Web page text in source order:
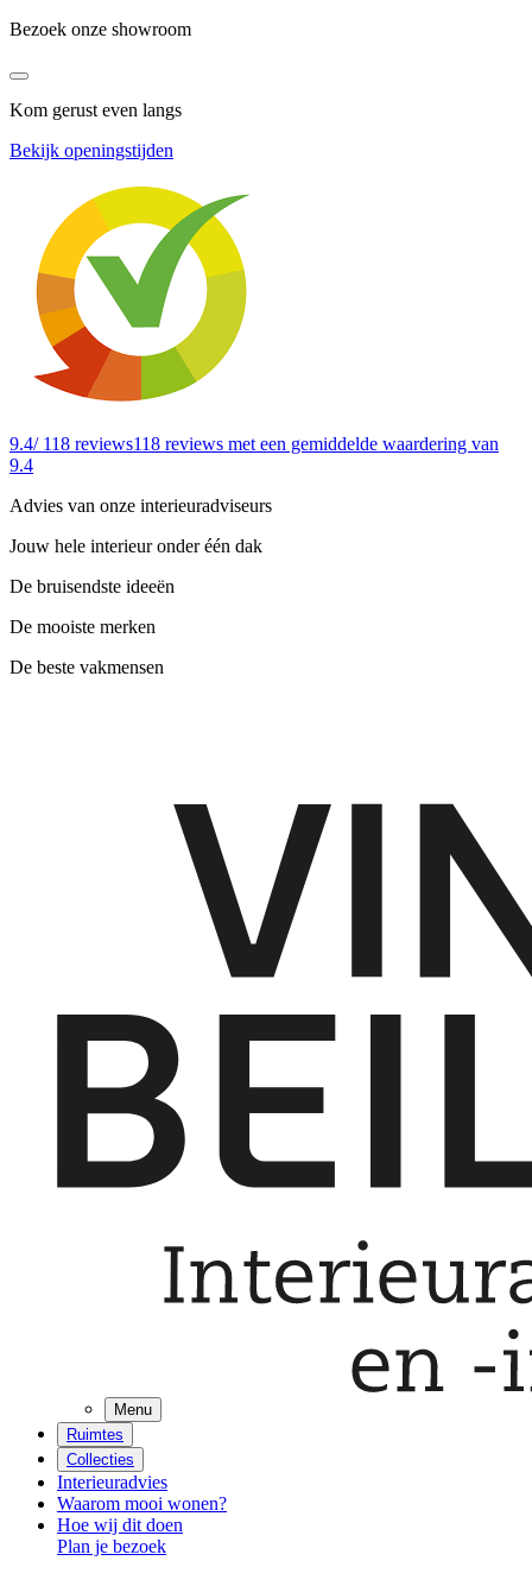
Bezoek onze showroom
Kom gerust even langs
Bekijk openingstijden
9.4/ 118 reviews118 reviews met een gemiddelde waardering van
9.4
Advies van onze interieuradviseurs
Jouw hele interieur onder één dak
De bruisendste ideeën
De mooiste merken
De beste vakmensen
Menu
Ruimtes
Collecties
Interieuradvies
Waarom mooi wonen?
Hoe wij dit doen
Plan je bezoek